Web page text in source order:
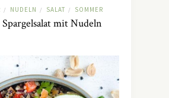
/ NUDELN / SALAT / SOMMER
mit Nudeln